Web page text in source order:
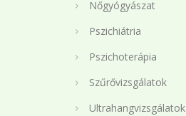
Nőgyógyászat
Pszichiátria
Pszichoterápia
Szűrővizsgálatok
Ultrahangvizsgálatok